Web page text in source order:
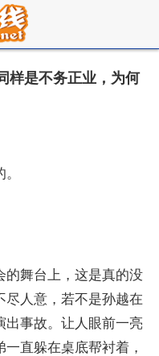
样是不务正业，为何
的舞台上，这是真的没
尽人意，若不是孙越在
出事故。让人眼前一亮
直躲在桌底帮衬着，